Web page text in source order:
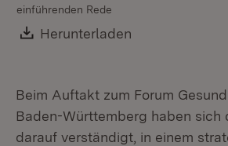
einführenden Rede
Download:
Herunterladen
Beim Auftakt zum Forum
Baden-Württemberg haben sich
darauf verständigt, in einem